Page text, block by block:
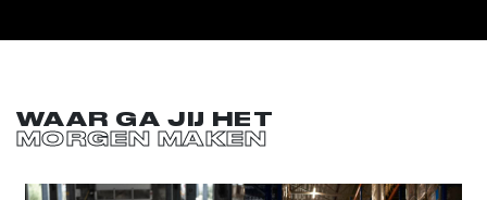
WAAR GA JIJ HET
MORGEN MAKEN